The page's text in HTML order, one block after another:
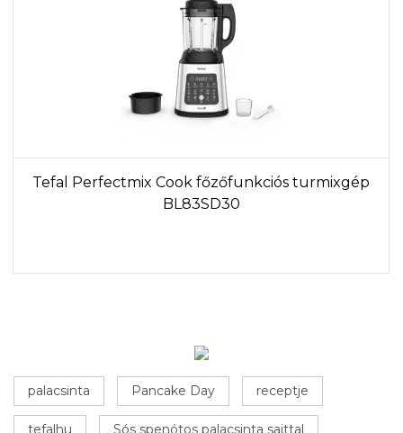
Tefal Perfectmix Cook főzőfunkciós turmixgép
BL83SD30
palacsinta Pancake Day receptje
tefalhu Sós spenótos palacsinta sajttal